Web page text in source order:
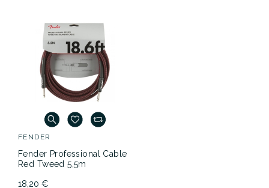
FENDER
Fender Professional Cable
Red Tweed 5,5m
18,20 €